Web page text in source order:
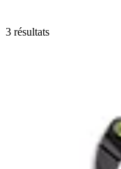
3 résultats